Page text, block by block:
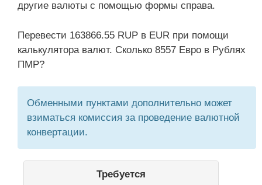
другие валюты с помощью формы справа.
Перевести 163866.55 RUP в EUR при помощи
калькулятора валют. Сколько 8557 Евро в Рублях
ПМР?
Обменными пунктами дополнительно может
взиматься комиссия за проведение валютной
конвертации.
Требуется